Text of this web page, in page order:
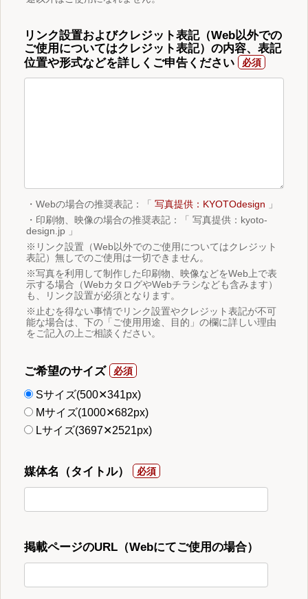
リンク設置およびクレジット表記（Web以外での
ご使用についてはクレジット表記）の内容、表記
位置や形式などを詳しくご申告ください
・Webの場合の推奨表記：「 写真提供：KYOTOdesign 」
・印刷物、映像の場合の推奨表記：「 写真提供：kyoto-
design.jp 」
※リンク設置（Web以外でのご使用についてはクレジット
表記）無しでのご使用は一切できません。
※写真を利用して制作した印刷物、映像などをWeb上で表
示する場合（WebカタログやWebチラシなども含みます）
も、リンク設置が必須となります。
※止むを得ない事情でリンク設置やクレジット表記が不可
能な場合は、下の「ご使用用途、目的」の欄に詳しい理由
をご記入の上ご相談ください。
ご希望のサイズ
Sサイズ(500✕341px)
Mサイズ(1000✕682px)
Lサイズ(3697✕2521px)
媒体名（タイトル）
掲載ページのURL（Webにてご使用の場合）